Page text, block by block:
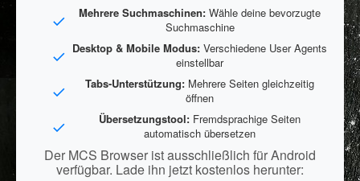
Mehrere Suchmaschinen: Wähle deine bevorzugte
Suchmaschine
Desktop & Mobile Modus: Verschiedene User Agents
einstellbar
Tabs-Unterstützung: Mehrere Seiten gleichzeitig
öffnen
Übersetzungstool: Fremdsprachige Seiten
automatisch übersetzen
Der MCS Browser ist ausschließlich für Android
verfügbar. Lade ihn jetzt kostenlos herunter: